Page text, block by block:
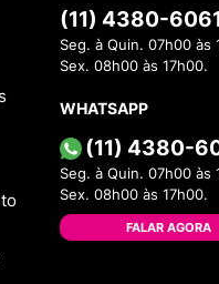
(11) 4380-
Seg. à Quin. 07h00 às
Sex. 08h00 às 17h00.
WHATSAPP
(11) 4380-
Seg. à Quin. 07h00 às
Sex. 08h00 às 17h00.
FALAR AGORA